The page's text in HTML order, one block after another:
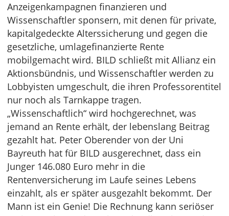
Anzeigenkampagnen finanzieren und
Wissenschaftler sponsern, mit denen für private,
kapitalgedeckte Alterssicherung und gegen die
gesetzliche, umlagefinanzierte Rente
mobilgemacht wird. BILD schließt mit Allianz ein
Aktionsbündnis, und Wissenschaftler werden zu
Lobbyisten umgeschult, die ihren Professorentitel
nur noch als Tarnkappe tragen.
„Wissenschaftlich“ wird hochgerechnet, was
jemand an Rente erhält, der lebenslang Beitrag
gezahlt hat. Peter Oberender von der Uni
Bayreuth hat für BILD ausgerechnet, dass ein
Junger 146.080 Euro mehr in die
Rentenversicherung im Laufe seines Lebens
einzahlt, als er später ausgezahlt bekommt. Der
Mann ist ein Genie! Die Rechnung kann seriöser